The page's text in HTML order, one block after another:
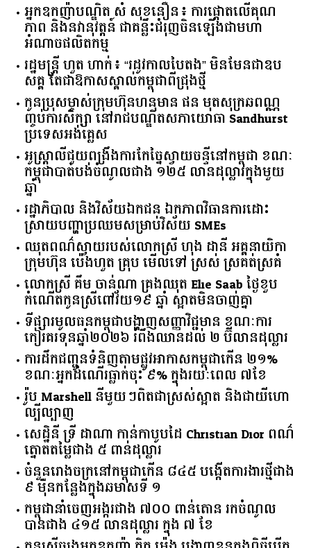
អ្នកឧកញ៉ាបណ្ឌិត សំ សុខនឿន៖ ការផ្តោតលើគុណ
ភាព និងនវានុវត្តន៍ ជាគន្លឹះជំរុញចិនឡើងជាមហា
អំណាចផលិតកម្ម
រដ្ឋមន្ត្រី ហួត ហាក់៖ “រដូវកាលបៃតង” មិនមែនជាឧប
សគ្គ តែជាឱកាសស្គាល់កម្ពុជាពីជ្រុងថ្មី
កូនប្រុសម្ចាស់ក្រុមហ៊ុនហនុមាន ផន មុតសុក្រឆពណ្ណ
ញ្ចប់ការសិក្សា នៅរាជបណ្ឌិតសភាយោធា Sandhurst
ប្រទេសអង់គ្លេស
អូស្ត្រាលី​ជួយ​ពង្រឹង​ការ​កែច្នៃ​ស្វាយចន្ទី​នៅ​កម្ពុជា​ ​ខណៈ​
កម្ពុជា​បាត់បង់​ចំណូល​ជាង​ ​១២៥​ ​លាន​ដុល្លារ​ក្នុង​មួយ​
ឆ្នាំ​
រដ្ឋាភិបាល​ ​និង​វិស័យ​ឯកជន ​ឯកភាព​វិធានការ​ដោះ
ស្រាយ​បញ្ហា​ប្រឈម​​សម្រាប់​វិស័យ​ ​SMEs​
ឈុតពណ៌ស្វាយរបស់លោកស្រី ហុង ដានី អគ្គ​នាយិកា​
ក្រុមហ៊ុន ប៉េងហួត គ្រុប មើលទៅ ស្រស់ ស្រគត់ស្រគំ
លោកស្រី គឹម ចាន់ណា គ្រងឈុត Elie Saab ថ្ងៃខួប
កំណើតកូនស្រីពៅវ័យ១៩ ឆ្នាំ ស្អាតមិនចាញ់គ្នា
ទីផ្សារ​មូលធន​កម្ពុជា​បង្ហាញ​សញ្ញា​វិជ្ជមាន​ ​ខណៈ​ការ​
កៀរគរ​ទុន​ឆ្នាំ​២០២៦​ ​រំពឹង​ឈានដល់​ ​២​ ​ប៊ីលាន​ដុល្លារ​
ការដឹកជញ្ជូនទំនិញតាមផ្លូវអាកាសកម្ពុជាកើន ២១%
ខណៈអ្នកដំណើរធ្លាក់ចុះ ៩% ក្នុងរយៈពេល ៧ខែ
រ៉ូប Marshell នីមួយៗពិតជាស្រស់ស្អាត និងជាយីហោ
ល្បីល្បាញ
សេដ្ឋិនី ទ្រី ដាណា កាន់កាបូបដៃ Christian Dior ពណ៌
ត្នោតតម្លៃជាង ៥ ពាន់ដុល្លារ
ចំនួន​រោងចក្រ​នៅ​កម្ពុជា​កើន​ ​៨៤៥​ ​បង្កើត​ការងារ​ថ្មី​ជាង​
​៩​ ​ម៉ឺន​កន្លែង​ក្នុង​ឆមាស​ទី ​១​
កម្ពុជានាំចេញអង្ករជាង ៧០០ ពាន់តោន រកចំណូល
បានជាង ៤១៥ លានដុល្លារ ក្នុង ៧ ខែ